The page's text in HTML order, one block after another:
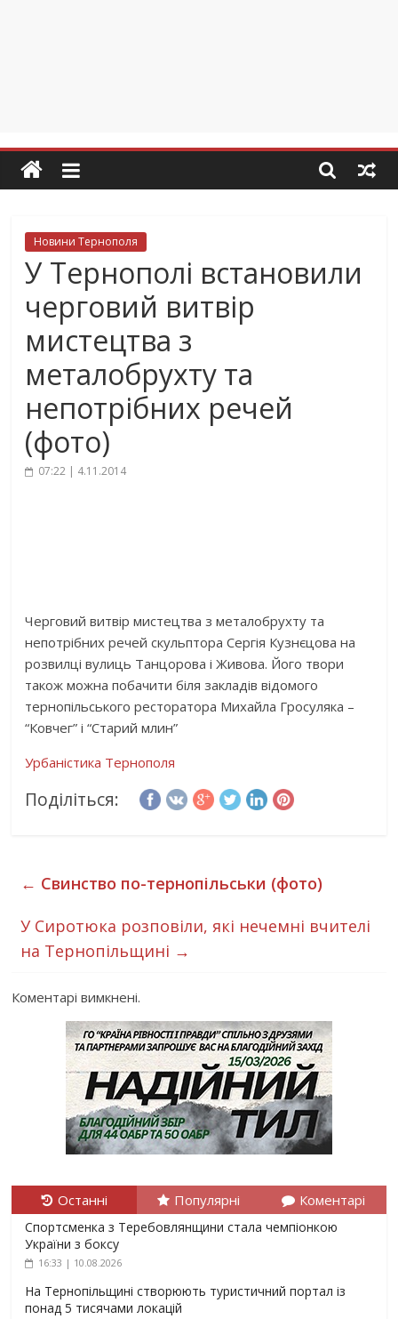
Новини Тернополя
У Тернополі встановили
черговий витвір
мистецтва з
металобрухту та
непотрібних речей
(фото)
07:22 | 4.11.2014
Черговий витвір мистецтва з металобрухту та
непотрібних речей скульптора Сергія Кузнєцова на
розвилці вулиць Танцорова і Живова. Його твори
також можна побачити біля закладів відомого
тернопільського ресторатора Михайла Гросуляка –
“Ковчег” і “Старий млин”
Урбаністика Тернополя
Поділіться:
← Свинство по-тернопільськи (фото)
У Сиротюка розповіли, які нечемні вчителі
на Тернопільщині →
Коментарі вимкнені.
Останні Популярні Коментарі
Спортсменка з Теребовлянщини стала чемпіонкою
України з боксу
16:33 | 10.08.2026
На Тернопільщині створюють туристичний портал із
понад 5 тисячами локацій